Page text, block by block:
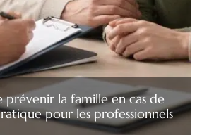
la famille en cas de
pour les professionnels